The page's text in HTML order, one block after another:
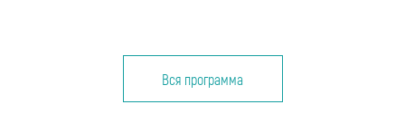
Вся программа